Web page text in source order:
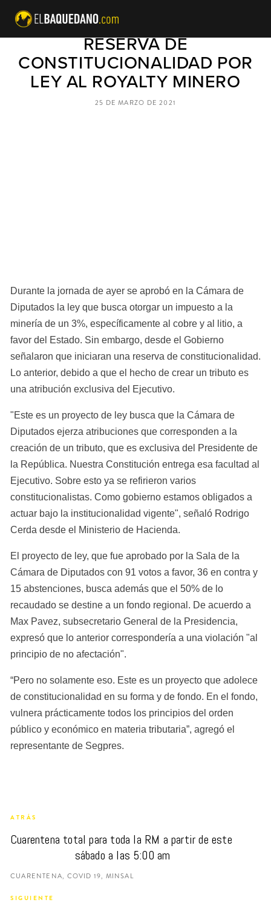
GOBIERNO ANUNCIÓ
RESERVA DE
CONSTITUCIONALIDAD POR
LEY AL ROYALTY MINERO
Durante la jornada de ayer se aprobó en la Cámara de
Diputados la ley que busca otorgar un impuesto a la
minería de un 3%, específicamente al cobre y al litio, a
favor del Estado. Sin embargo, desde el Gobierno
señalaron que iniciaran una reserva de constitucionalidad.
Lo anterior, debido a que el hecho de crear un tributo es
una atribución exclusiva del Ejecutivo.
"Este es un proyecto de ley busca que la Cámara de
Diputados ejerza atribuciones que corresponden a la
creación de un tributo, que es exclusiva del Presidente de
la República. Nuestra Constitución entrega esa facultad al
Ejecutivo. Sobre esto ya se refirieron varios
constitucionalistas. Como gobierno estamos obligados a
actuar bajo la institucionalidad vigente", señaló Rodrigo
Cerda desde el Ministerio de Hacienda.
El proyecto de ley, que fue aprobado por la Sala de la
Cámara de Diputados con 91 votos a favor, 36 en contra y
15 abstenciones, busca además que el 50% de lo
recaudado se destine a un fondo regional. De acuerdo a
Max Pavez, subsecretario General de la Presidencia,
expresó que lo anterior correspondería a una violación "al
principio de no afectación".
“Pero no solamente eso. Este es un proyecto que adolece
de constitucionalidad en su forma y de fondo. En el fondo,
vulnera prácticamente todos los principios del orden
público y económico en materia tributaria”, agregó el
representante de Segpres.
25 DE MARZO DE 2021
ATRÁS
Cuarentena total para toda la RM a partir de este
sábado a las 5:00 am
CUARENTENA, COVID 19, MINSAL
SIGUIENTE